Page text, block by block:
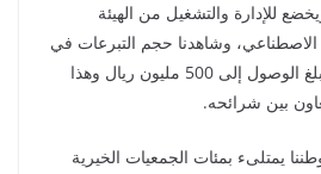
للإدارة والتشغيل من الهيئة
الاصطناعي، وشاهدنا حجم التبرعات في
أيام قلائل حيث قارب المبلغ الوصول إلى 500 مليون ريال وهذا
بين شرائحه.
يمتلىء بمئات الجمعيات الخيرية